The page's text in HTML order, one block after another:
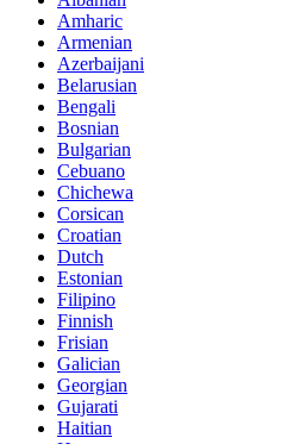
Amharic
Armenian
Azerbaijani
Belarusian
Bengali
Bosnian
Bulgarian
Cebuano
Chichewa
Corsican
Croatian
Dutch
Estonian
Filipino
Finnish
Frisian
Galician
Georgian
Gujarati
Haitian